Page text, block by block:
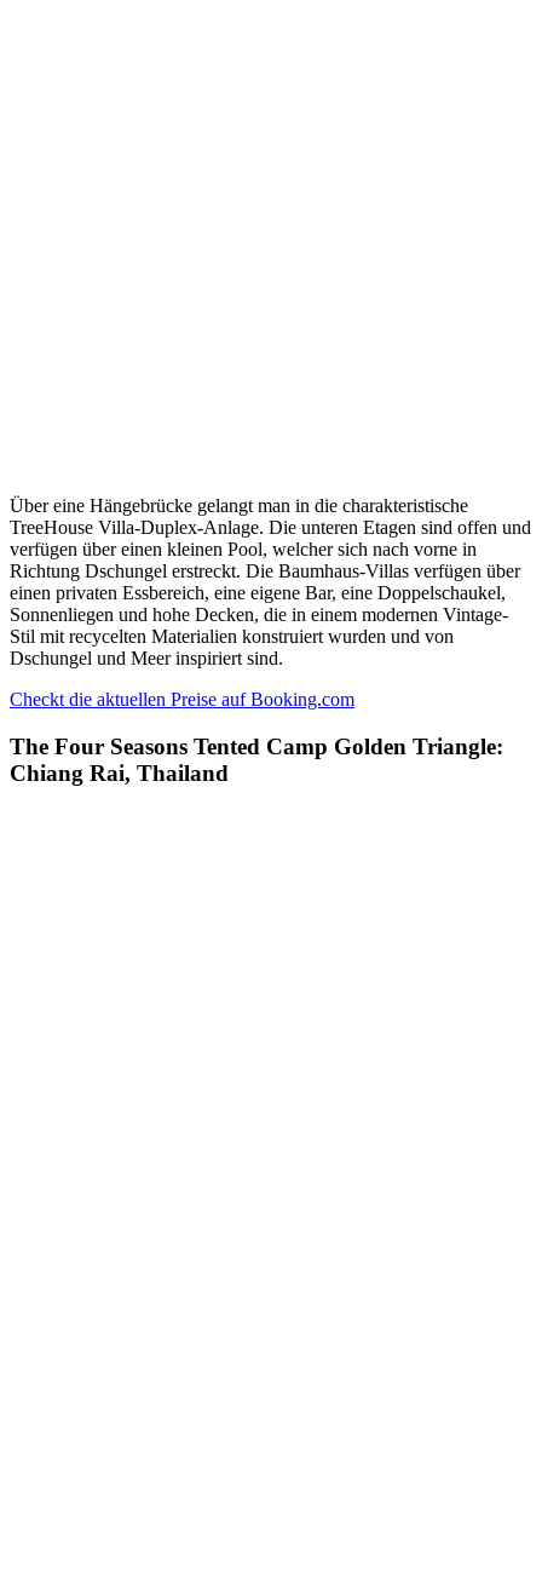
Über eine Hängebrücke gelangt man in die charakteristische
TreeHouse Villa-Duplex-Anlage. Die unteren Etagen sind offen und
verfügen über einen kleinen Pool, welcher sich nach vorne in
Richtung Dschungel erstreckt. Die Baumhaus-Villas verfügen über
einen privaten Essbereich, eine eigene Bar, eine Doppelschaukel,
Sonnenliegen und hohe Decken, die in einem modernen Vintage-
Stil mit recycelten Materialien konstruiert wurden und von
Dschungel und Meer inspiriert sind.
Checkt die aktuellen Preise auf Booking.com
The Four Seasons Tented Camp Golden Triangle:
Chiang Rai, Thailand